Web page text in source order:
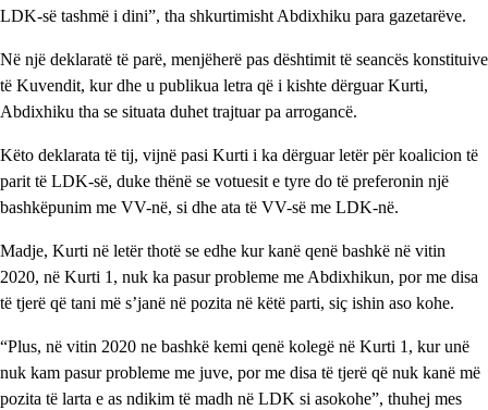
LDK-së tashmë i dini”, tha shkurtimisht Abdixhiku para gazetarëve.
Në një deklaratë të parë, menjëherë pas dështimit të seancës konstituive
të Kuvendit, kur dhe u publikua letra që i kishte dërguar Kurti,
Abdixhiku tha se situata duhet trajtuar pa arrogancë.
Këto deklarata të tij, vijnë pasi Kurti i ka dërguar letër për koalicion të
parit të LDK-së, duke thënë se votuesit e tyre do të preferonin një
bashkëpunim me VV-në, si dhe ata të VV-së me LDK-në.
Madje, Kurti në letër thotë se edhe kur kanë qenë bashkë në vitin
2020, në Kurti 1, nuk ka pasur probleme me Abdixhikun, por me disa
të tjerë që tani më s’janë në pozita në këtë parti, siç ishin aso kohe.
“Plus, në vitin 2020 ne bashkë kemi qenë kolegë në Kurti 1, kur unë
nuk kam pasur probleme me juve, por me disa të tjerë që nuk kanë më
pozita të larta e as ndikim të madh në LDK si asokohe”, thuhej mes